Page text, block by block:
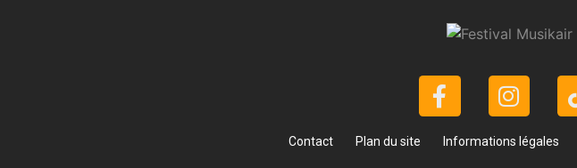
Contact Plan du site Informations légales